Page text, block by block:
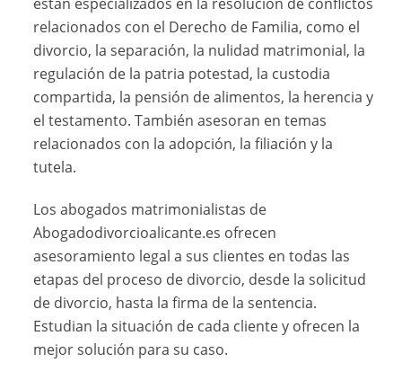
relacionados con el Derecho de Familia, como el
divorcio, la separación, la nulidad matrimonial, la
regulación de la patria potestad, la custodia
compartida, la pensión de alimentos, la herencia y
el testamento. También asesoran en temas
relacionados con la adopción, la filiación y la
tutela.
Los abogados matrimonialistas de
Abogadodivorcioalicante.es ofrecen
asesoramiento legal a sus clientes en todas las
etapas del proceso de divorcio, desde la solicitud
de divorcio, hasta la firma de la sentencia.
Estudian la situación de cada cliente y ofrecen la
mejor solución para su caso.